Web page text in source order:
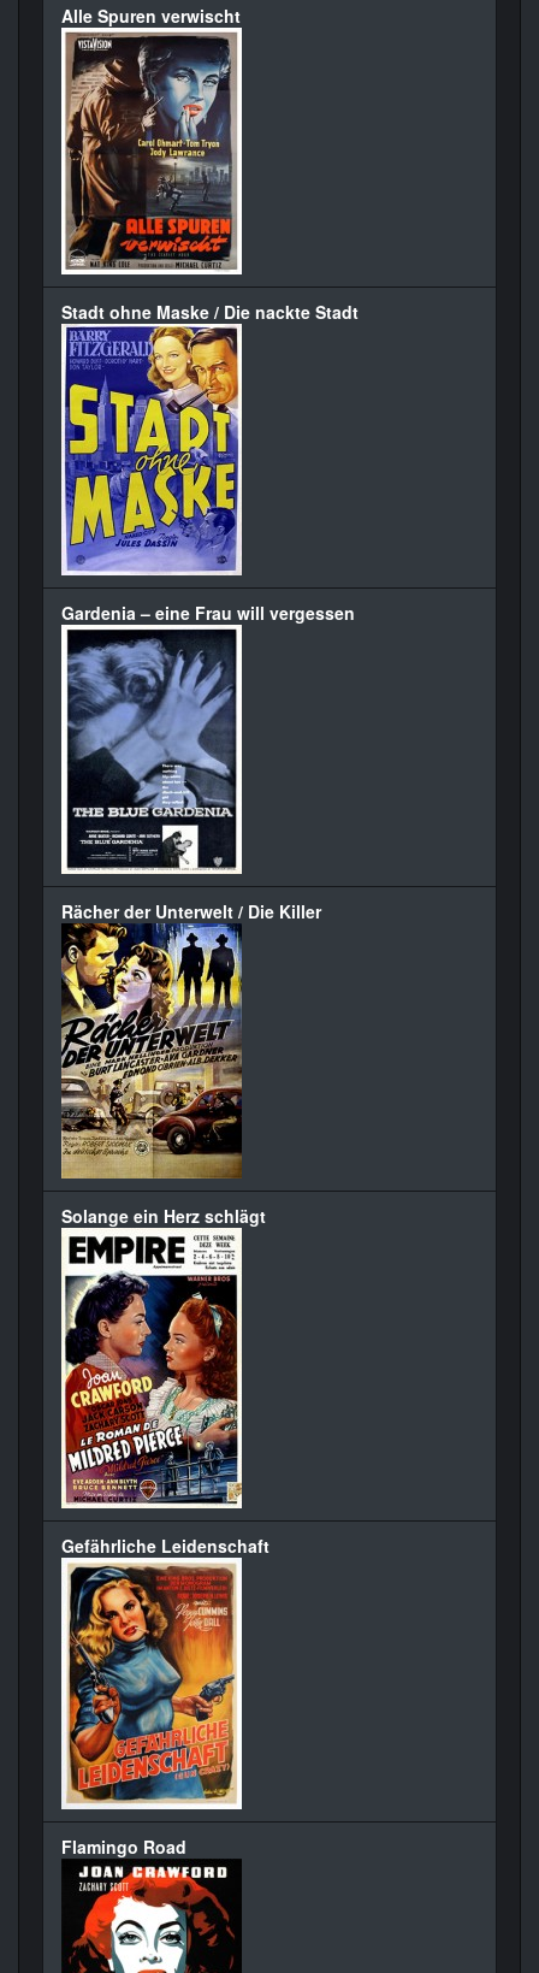
Alle Spuren verwischt
Stadt ohne Maske / Die nackte Stadt
Gardenia – eine Frau will vergessen
Rächer der Unterwelt / Die Killer
Solange ein Herz schlägt
Gefährliche Leidenschaft
Flamingo Road